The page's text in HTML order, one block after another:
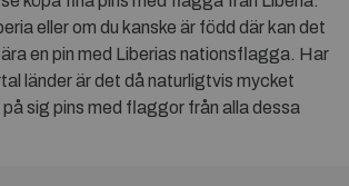
eller om du kanske är född där kan det
en pin med Liberias nationsflagga. Har
länder är det då naturligtvis mycket
sig pins med flaggor från alla dessa